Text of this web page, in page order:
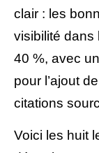
clair : les
visibilité dans
40 %, avec
pour l’ajout
citations
Voici les huit